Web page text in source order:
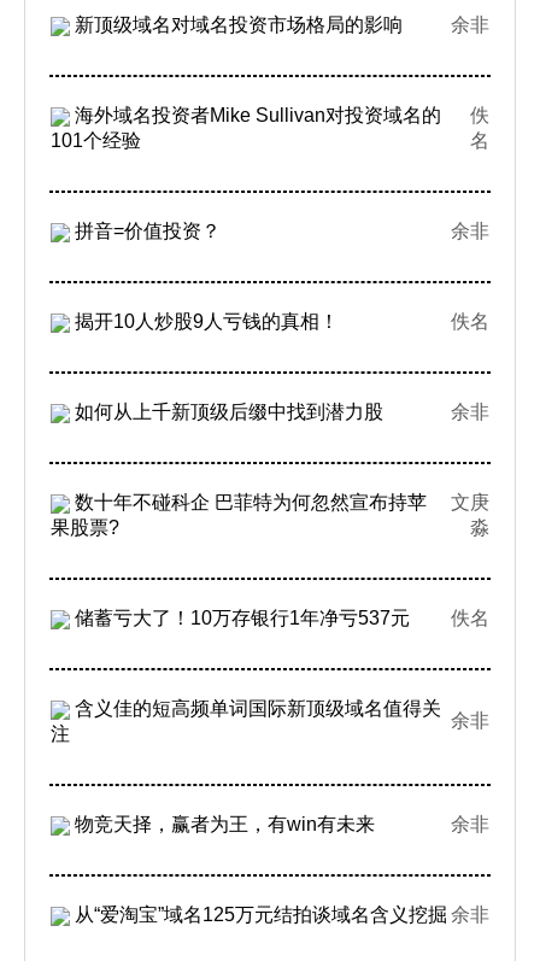
新顶级域名对域名投资市场格局的影响 余非
海外域名投资者Mike Sullivan对投资域名的
101个经验
佚
名
拼音=价值投资？ 余非
揭开10人炒股9人亏钱的真相！ 佚名
如何从上千新顶级后缀中找到潜力股 余非
数十年不碰科企 巴菲特为何忽然宣布持苹
果股票?
文庚
淼
储蓄亏大了！10万存银行1年净亏537元 佚名
含义佳的短高频单词国际新顶级域名值得关
注
余非
物竞天择，赢者为王，有win有未来 余非
从“爱淘宝”域名125万元结拍谈域名含义挖掘 余非